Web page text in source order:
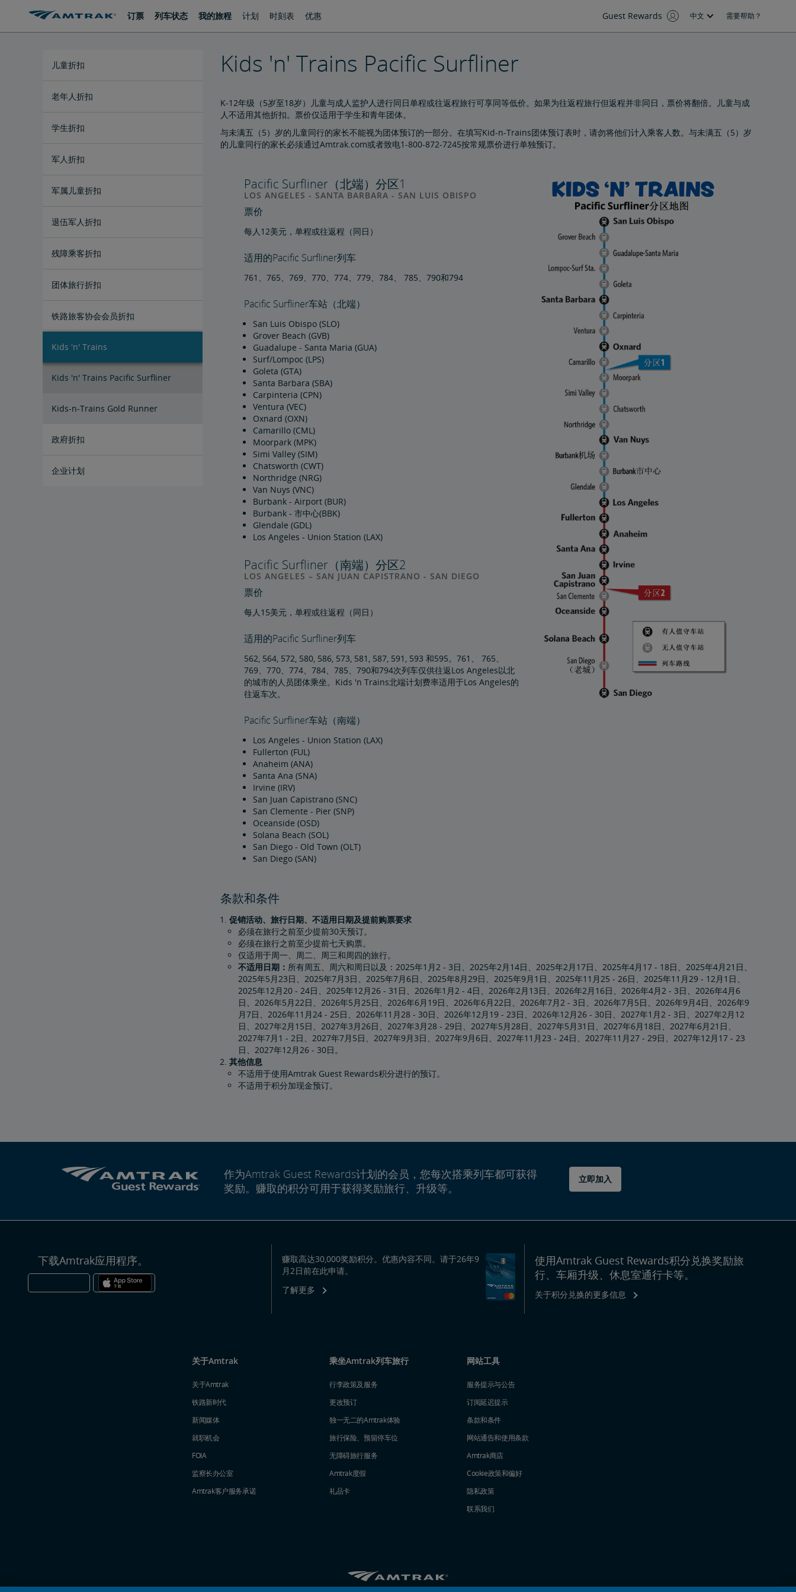
内
导
订票 列车状态 我的旅程 计划 时刻表 优惠 Guest Rewards 中文 需要帮助？
儿童折扣
老年人折扣
学生折扣
军人折扣
军属儿童折扣
退伍军人折扣
残障乘客折扣
团体旅行折扣
租赁您自己的私人列车
铁路旅客协会会员折扣
Kids 'n' Trains
Kids 'n' Trains Pacific Surfliner
Kids-n-Trains Gold Runner
政府折扣
企业计划
Kids 'n' Trains Pacific Surfliner
K-12年级（5岁至18岁）儿童与成人监护人进行同日单程或往返程旅行可享同等低价。如果为往返程旅行但返程并非同日，票价将翻倍。儿童与成
人不适用其他折扣。票价仅适用于学生和青年团体。
与未满五（5）岁的儿童同行的家长不能视为团体预订的一部分。在填写Kid-n-Trains团体预订表时，请勿将他们计入乘客人数。与未满五（5）岁
的儿童同行的家长必须通过Amtrak.com或者致电1-800-872-7245按常规票价进行单独预订。
Pacific Surfliner（北端）分区1
LOS ANGELES - SANTA BARBARA - SAN LUIS OBISPO
票价
每人12美元，单程或往返程（同日）
适用的Pacific Surfliner列车
761、765、769、770、774、779、784、 785、790和794
Pacific Surfliner车站（北端）
San Luis Obispo (SLO)
Grover Beach (GVB)
Guadalupe - Santa Maria (GUA)
Surf/Lompoc (LPS)
Goleta (GTA)
Santa Barbara (SBA)
Carpinteria (CPN)
Ventura (VEC)
Oxnard (OXN)
Camarillo (CML)
Moorpark (MPK)
Simi Valley (SIM)
Chatsworth (CWT)
Northridge (NRG)
Van Nuys (VNC)
Burbank - Airport (BUR)
Burbank - 市中心(BBK)
Glendale (GDL)
Los Angeles - Union Station (LAX)
Pacific Surfliner（南端）分区2
LOS ANGELES – SAN JUAN CAPISTRANO - SAN DIEGO
票价
每人15美元，单程或往返程（同日）
适用的Pacific Surfliner列车
562, 564, 572, 580, 586, 573, 581, 587, 591, 593 和595。761、 765、
769、770、774、784、785、790和794次列车仅供往返Los Angeles以北
的城市的人员团体乘坐。Kids 'n Trains北端计划费率适用于Los Angeles的
往返车次。
Pacific Surfliner车站（南端）
Los Angeles - Union Station (LAX)
Fullerton (FUL)
Anaheim (ANA)
Santa Ana (SNA)
Irvine (IRV)
San Juan Capistrano (SNC)
San Clemente - Pier (SNP)
Oceanside (OSD)
Solana Beach (SOL)
San Diego - Old Town (OLT)
San Diego (SAN)
条款和条件
促销活动、旅行日期、不适用日期及提前购票要求
必须在旅行之前至少提前30天预订。
必须在旅行之前至少提前七天购票。
仅适用于周一、周二、周三和周四的旅行。
不适用日期： 所有周五、周六和周日以及：2025年1月2 - 3日、2025年2月14日、2025年2月17日、2025年4月17 - 18日、2025年4月21日、
2025年5月23日、2025年7月3日、2025年7月6日、2025年8月29日、2025年9月1日、2025年11月25 - 26日、2025年11月29 - 12月1日、
2025年12月20 - 24日、2025年12月26 - 31日、2026年1月2 - 4日、2026年2月13日、2026年2月16日、2026年4月2 - 3日、2026年4月6
日、2026年5月22日、2026年5月25日、2026年6月19日、2026年6月22日、2026年7月2 - 3日、2026年7月5日、2026年9月4日、2026年9
月7日、2026年11月24 - 25日、2026年11月28 - 30日、2026年12月19 - 23日、2026年12月26 - 30日、2027年1月2 - 3日、2027年2月12
日、2027年2月15日、2027年3月26日、2027年3月28 - 29日、2027年5月28日、2027年5月31日、2027年6月18日、2027年6月21日、
2027年7月1 - 2日、2027年7月5日、2027年9月3日、2027年9月6日、2027年11月23 - 24日、2027年11月27 - 29日、2027年12月17 - 23
日、2027年12月26 - 30日。
其他信息
不适用于使用Amtrak Guest Rewards积分进行的预订。
不适用于积分加现金预订。
作为Amtrak Guest Rewards计划的会员，您每次搭乘列车都可获得
奖励。赚取的积分可用于获得奖励旅行、升级等。
立即加入
下载Amtrak应用程序。
赚取高达30,000奖励积分。优惠内容不同。请于26年9
月2日前在此申请。
了解更多
使用Amtrak Guest Rewards积分兑换奖励旅
行、车厢升级、休息室通行卡等。
关于积分兑换的更多信息
关于Amtrak
关于Amtrak
铁路新时代
新闻媒体
就职机会
FOIA
监察长办公室
Amtrak​​​​​​​客户服务承诺
乘坐Amtrak列车旅行
行李政策及服务
更改预订
独一无二的Amtrak体验
旅行保险、预留停车位
无障碍旅行服务
Amtrak度假
礼品卡
网站工具
服务提示与公告
订阅延迟提示
条款和条件
网站通告和使用条款
Amtrak商店
Cookie政策和偏好
隐私政策
联系我们